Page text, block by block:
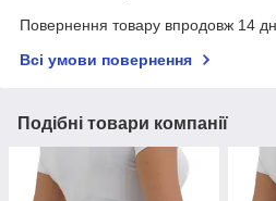
Повернення товару впродовж 14
Всі умови повернення
Подібні товари компанії